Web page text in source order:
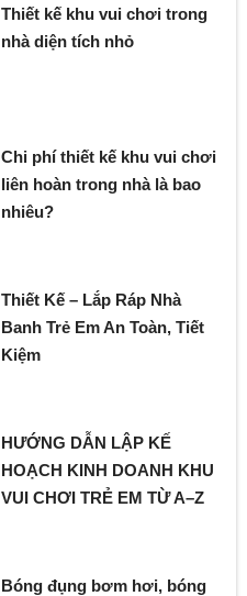
Thiết kế khu vui chơi trong
nhà diện tích nhỏ
Chi phí thiết kế khu vui chơi
liên hoàn trong nhà là bao
nhiêu?
Thiết Kế – Lắp Ráp Nhà
Banh Trẻ Em An Toàn, Tiết
Kiệm
HƯỚNG DẪN LẬP KẾ
HOẠCH KINH DOANH KHU
VUI CHƠI TRẺ EM TỪ A–Z
Bóng đụng bơm hơi, bóng